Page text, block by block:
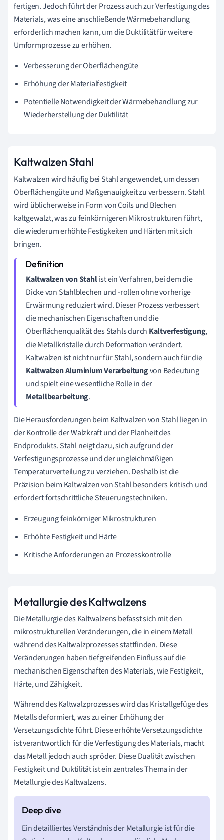
fertigen. Jedoch führt der Prozess auch zur Verfestigung des
Materials, was eine anschließende Wärmebehandlung
erforderlich machen kann, um die Duktilität für weitere
Umformprozesse zu erhöhen.
Verbesserung der Oberflächengüte
Erhöhung der Materialfestigkeit
Potentielle Notwendigkeit der Wärmebehandlung zur
Wiederherstellung der Duktilität
Kaltwalzen Stahl
Kaltwalzen wird häufig bei Stahl angewendet, um dessen
Oberflächengüte und Maßgenauigkeit zu verbessern. Stahl
wird üblicherweise in Form von Coils und Blechen
kaltgewalzt, was zu feinkörnigeren Mikrostrukturen führt,
die wiederum erhöhte Festigkeiten und Härten mit sich
bringen.
Kaltwalzen von Stahlist ein Verfahren, bei dem die
Dicke von Stahlblechen und -rollen ohne vorherige
Erwärmung reduziert wird. Dieser Prozess verbessert
die mechanischen Eigenschaften und die
Oberflächenqualität des Stahls durch Kaltverfestigung,
die Metallkristalle durch Deformation verändert.
Kaltwalzen ist nicht nur für Stahl, sondern auch für die
Kaltwalzen Aluminium Verarbeitungvon Bedeutung
und spielt eine wesentliche Rolle in der
Metallbearbeitung.
Die Herausforderungen beim Kaltwalzen von Stahl liegen in
der Kontrolle der Walzkraft und der Planheit des
Endprodukts. Stahl neigt dazu, sich aufgrund der
Verfestigungsprozesse und der ungleichmäßigen
Temperaturverteilung zu verziehen. Deshalb ist die
Präzision beim Kaltwalzen von Stahl besonders kritisch und
erfordert fortschrittliche Steuerungstechniken.
Erzeugung feinkörniger Mikrostrukturen
Erhöhte Festigkeit und Härte
Kritische Anforderungen an Prozesskontrolle
Metallurgie des Kaltwalzens
Die Metallurgie des Kaltwalzens befasst sich mit den
mikrostrukturellen Veränderungen, die in einem Metall
während des Kaltwalzprozesses stattfinden. Diese
Veränderungen haben tiefgreifenden Einfluss auf die
mechanischen Eigenschaften des Materials, wie Festigkeit,
Härte, und Zähigkeit.
Während des Kaltwalzprozesses wird das Kristallgefüge des
Metalls deformiert, was zu einer Erhöhung der
Versetzungsdichte führt. Diese erhöhte Versetzungsdichte
ist verantwortlich für die Verfestigung des Materials, macht
das Metall jedoch auch spröder. Diese Dualität zwischen
Festigkeit und Duktilität ist ein zentrales Thema in der
Metallurgie des Kaltwalzens.
Ein detailliertes Verständnis der Metallurgie ist für die